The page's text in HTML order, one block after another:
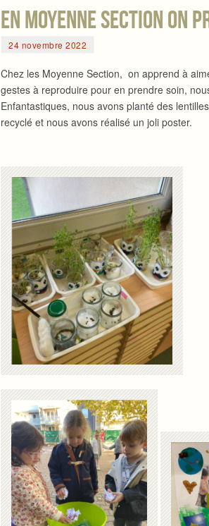
En Moyenne Section on
24 novembre 2022
Chez les Moyenne Section, on apprend à
gestes à reproduire pour en prendre soin,
Enfantastiques, nous avons planté des
recyclé et nous avons réalisé un joli poster.